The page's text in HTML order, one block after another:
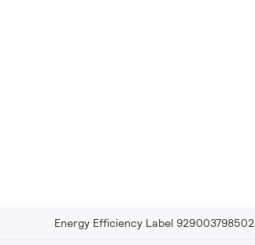
Energy Efficiency Label 929003798502